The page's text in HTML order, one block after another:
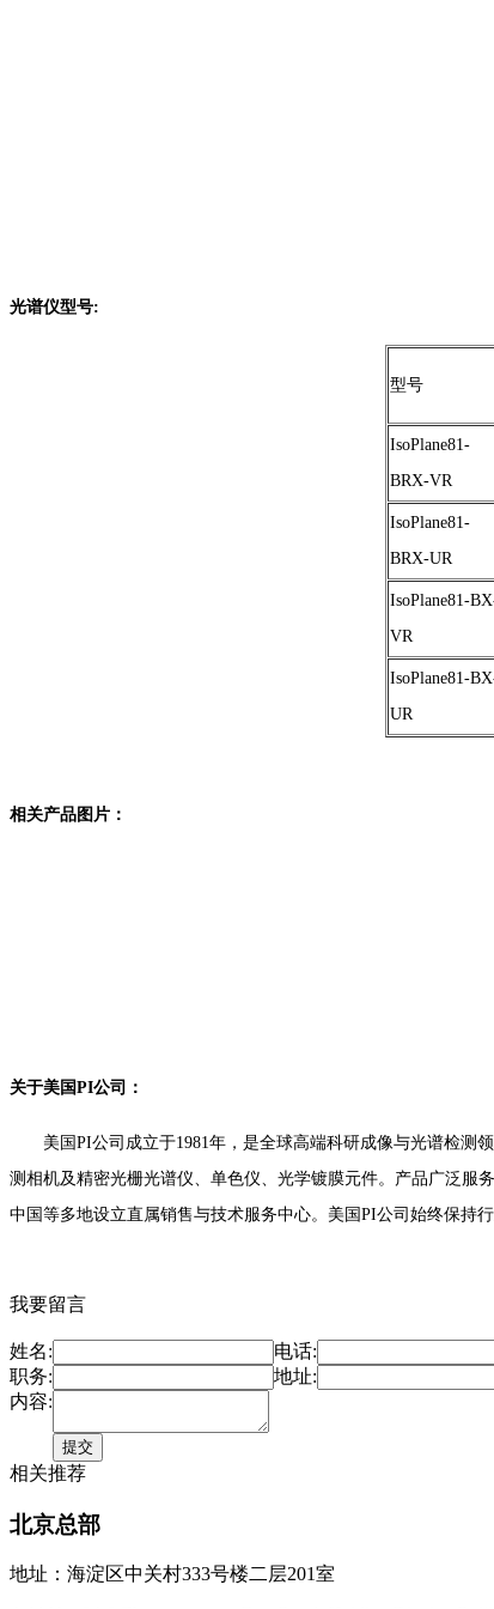
光谱仪型号:
型号
IsoPlane81-
BRX-VR
IsoPlane81-
BRX-UR
IsoPlane81-
VR
IsoPlane81-
UR
相关产品图片：
关于美国PI公司：
美国PI公司成立于1981年，是全球高端科研成像与光谱检测领
测相机及精密光栅光谱仪、单色仪、光学镀膜元件。产品广泛服
中国等多地设立直属销售与技术服务中心。美国PI公司始终保持
我要留言
姓名: 电话:
职务:
地址:
内容:
相关推荐
北京总部
地址：海淀区中关村333号楼二层201室